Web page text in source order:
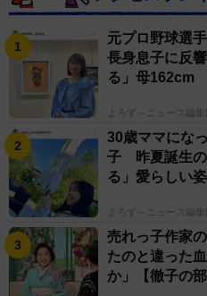
元プロ野球選
長身息子に反
る」母162cm
よろず～ニュース編集
30歳ママにな
子 昨夏誕生の
る」愛らしい
よろず～ニュース編集
売れっ子作家
たのと違った
か」【徹子の部